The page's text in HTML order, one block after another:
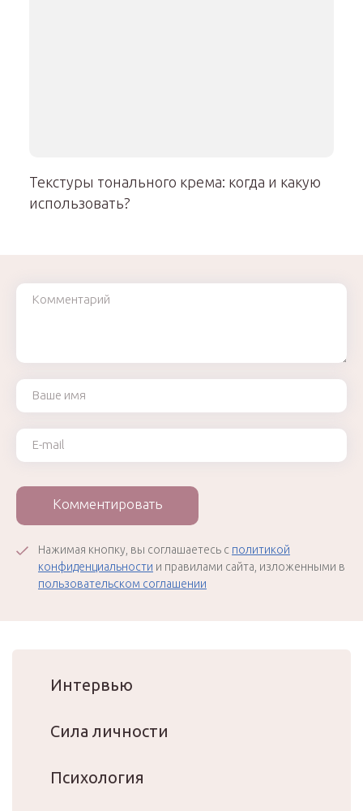
Текстуры тонального крема: когда и какую
использовать?
Комментарий
Ваше имя
Ваш e-mail
Комментировать
Нажимая кнопку, вы соглашаетесь с политикой
конфиденциальности и правилами сайта, изложенными в
пользовательском соглашении
Интервью
Сила личности
Психология